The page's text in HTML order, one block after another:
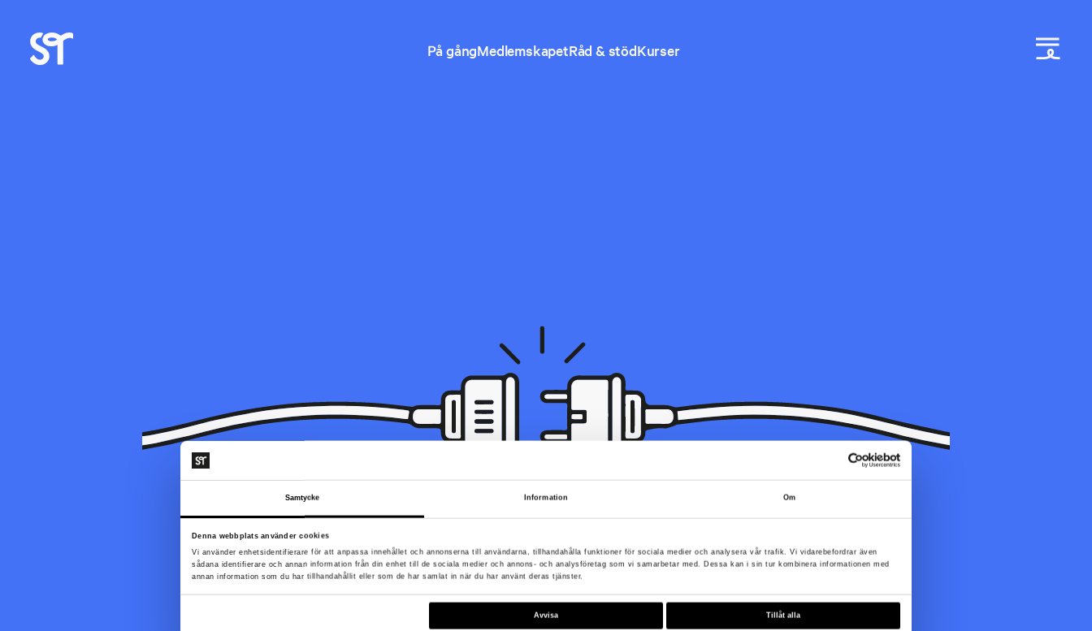
Samtycke Information Om
Denna webbplats använder cookies
Vi använder enhetsidentifierare för att anpassa innehållet och annonserna till användarna, tillhandahålla funktioner för sociala medier och analysera vår trafik. Vi vidarebefordrar även
sådana identifierare och annan information från din enhet till de sociala medier och annons- och analysföretag som vi samarbetar med. Dessa kan i sin tur kombinera informationen med
annan information som du har tillhandahållit eller som de har samlat in när du har använt deras tjänster.
Avvisa Tillåt alla
På gångMedlemskapetRåd & stödKurser
Sidan du letar efter kunde inte hittas. Den kan ha blivit flyttad, döpts om eller så är den inte tillgänglig just nu.
Till startsidan